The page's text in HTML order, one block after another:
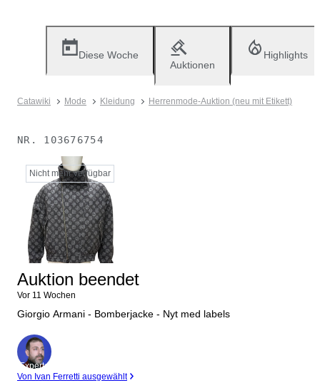
Diese Woche
Auktionen
Highlights
Catawiki Mode Kleidung Herrenmode-Auktion (neu mit Etikett)
NR. 103676754
Nicht mehr verfügbar
Auktion beendet
Vor 11 Wochen
Giorgio Armani - Bomberjacke - Nyt med labels
Experte
Von Ivan Ferretti ausgewählt